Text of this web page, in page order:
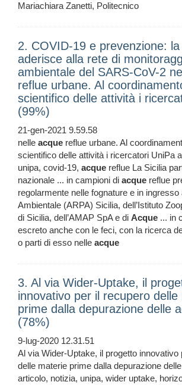
Mariachiara Zanetti, Politecnico
2. COVID-19 e prevenzione: la
aderisce alla rete di
ambientale del SARS-CoV-2
reflue urbane. Al
scientifico delle attività i
(99%)
21-gen-2021 9.59.58
nelle acque reflue urbane. Al
scientifico delle attività i ricercatori UniPa
unipa, covid-19, acque reflue La Sicilia
nazionale ... in campioni di acque reflue
regolarmente nelle fognature e in ingresso
Ambientale (ARPA) Sicilia, dell’Istituto
di Sicilia, dell’AMAP SpA e di Acque ... in
escreto anche con le feci, con la ricerca
o parti di esso nelle acque
3. Al via Wider-Uptake, il
innovativo per il recupero delle
prime dalla depurazione delle
(78%)
9-lug-2020 12.31.51
Al via Wider-Uptake, il progetto innovativo
delle materie prime dalla depurazione delle
articolo, notizia, unipa, wider uptake,